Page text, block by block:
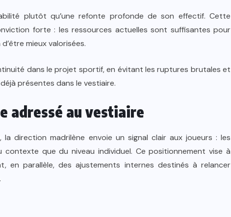
plutôt qu’une refonte profonde de son effectif. Cette
forte : les ressources actuelles sont suffisantes pour
mieux valorisées.
dans le projet sportif, en évitant les ruptures brutales et
présentes dans le vestiaire.
adressé au vestiaire
direction madrilène envoie un signal clair aux joueurs : les
que du niveau individuel. Ce positionnement vise à
en parallèle, des ajustements internes destinés à relancer